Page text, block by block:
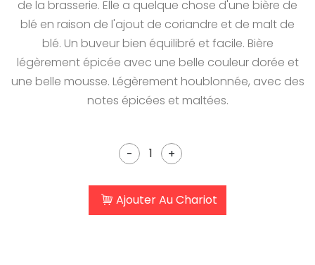
de la brasserie. Elle a quelque chose d'une bière de
blé en raison de l'ajout de coriandre et de malt de
blé. Un buveur bien équilibré et facile. Bière
légèrement épicée avec une belle couleur dorée et
une belle mousse. Légèrement houblonnée, avec des
notes épicées et maltées.
- +
Ajouter Au Chariot